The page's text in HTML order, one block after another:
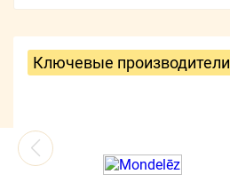
Ключевые производители